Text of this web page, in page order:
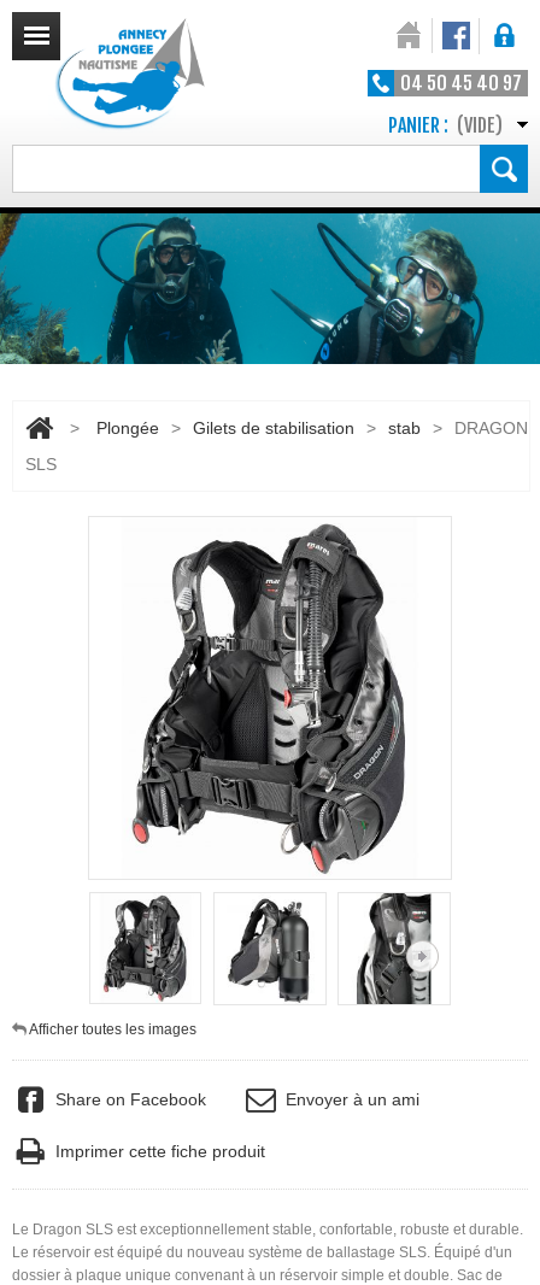
04 50 45 40 97
PANIER : (VIDE)
> Plongée > Gilets de stabilisation > stab >
DRAGON
SLS
Afficher toutes les images
Share on Facebook Envoyer à un ami
Imprimer cette fiche produit
Le Dragon SLS est exceptionnellement stable, confortable, robuste et durable.
Le réservoir est équipé du nouveau système de ballastage SLS. Équipé d'un
dossier à plaque unique convenant à un réservoir simple et double. Sac de